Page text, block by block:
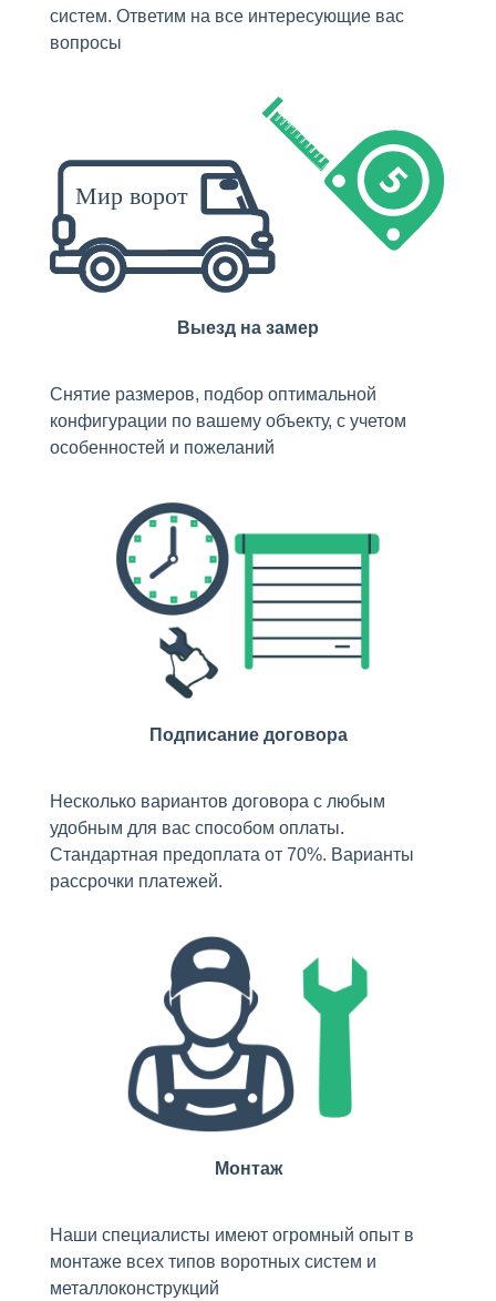
систем. Ответим на все интересующие вас
вопросы
Выезд на замер
Снятие размеров, подбор оптимальной
конфигурации по вашему объекту, с учетом
особенностей и пожеланий
Подписание договора
Несколько вариантов договора с любым
удобным для вас способом оплаты.
Стандартная предоплата от 70%. Варианты
рассрочки платежей.
Монтаж
Наши специалисты имеют огромный опыт в
монтаже всех типов воротных систем и
металлоконструкций